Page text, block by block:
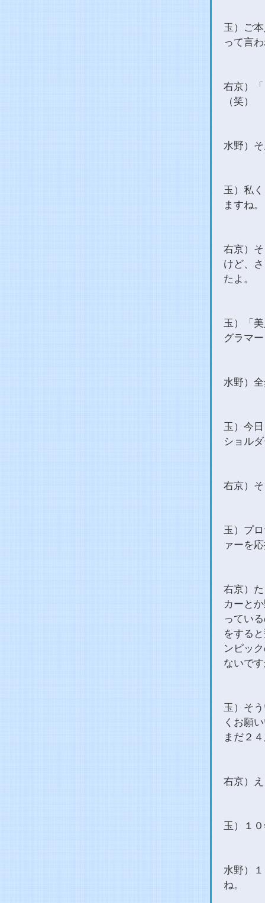
玉）ご
って言
右京）
（笑）
水野）
玉）私
ますね
右京）
けど、
たよ。
玉）「
グラマ
水野）
玉）今
ショル
右京）
玉）プ
ァーを
右京）
カーと
ってい
をする
ンピッ
ないで
玉）そ
くお願
まだ２
右京）
玉）１
水野）
ね。